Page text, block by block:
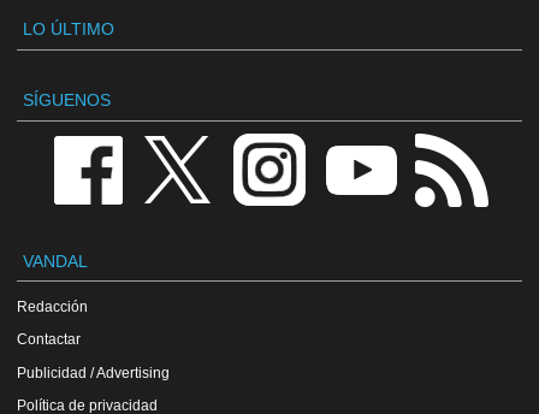
LO ÚLTIMO
SÍGUENOS
VANDAL
Redacción
Contactar
Publicidad / Advertising
Política de privacidad